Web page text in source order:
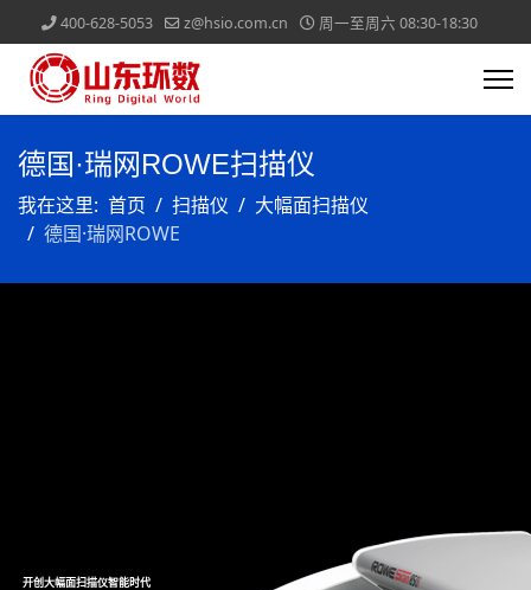
400-628-5053 z@hsio.com.cn 周一至周六 08:30-18:30
德国·瑞网ROWE扫描仪
我在这里: 首页 扫描仪
大幅面扫描仪
德国·瑞网ROWE
开创大幅面扫描仪智能时代